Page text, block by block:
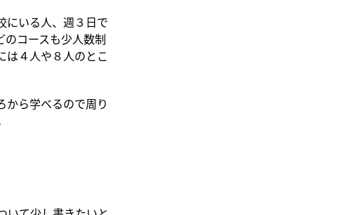
にいる人、週３日で
のコースも少人数制
は４人や８人のとこ
から学べるので周り